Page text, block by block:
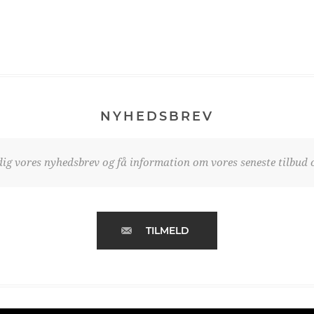
NYHEDSBREV
vores nyhedsbrev og få information om vores seneste tilbud
TILMELD